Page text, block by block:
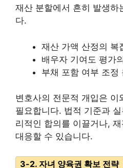
재산 분할에서 흔히 발생하
다.
재산 가액 산정의 복
배우자 기여도 평가
부채 포함 여부 조정
변호사의 전문적 개입은 이
필요합니다. 법적 기준과
리적인 합의를 이끌거나,
대응할 수 있습니다.
3-2. 자녀 양육권 확보 전략